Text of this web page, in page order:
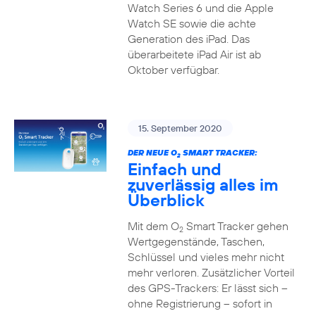
Watch Series 6 und die Apple
Watch SE sowie die achte
Generation des iPad. Das
überarbeitete iPad Air ist ab
Oktober verfügbar.
15. September 2020
DER NEUE O2SMART TRACKER:
Einfach und
zuverlässig alles im
Überblick
Mit dem O2Smart Tracker gehen
Wertgegenstände, Taschen,
Schlüssel und vieles mehr nicht
mehr verloren. Zusätzlicher Vorteil
des GPS-Trackers: Er lässt sich –
ohne Registrierung – sofort in